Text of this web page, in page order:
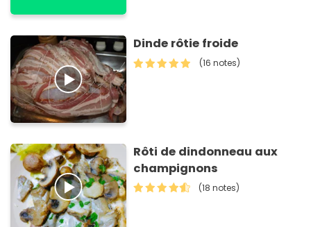
Dinde rôtie froide
(16 notes)
Rôti de dindonneau aux
champignons
(18 notes)